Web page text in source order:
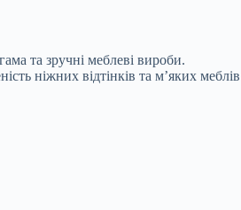
та зручні меблеві вироби.
ніжних відтінків та м’яких